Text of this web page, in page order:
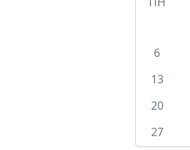
6
13
20
27